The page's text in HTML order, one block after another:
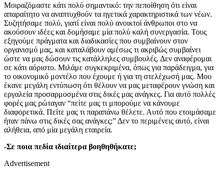
Μοιραζόμαστε κάτι πολύ σημαντικό: την πεποίθηση ότι είναι
απαραίτητο να αναπτυχθούν τα ηγετικά χαρακτηριστικά των νέων.
Συζητήσαμε πολύ, γιατί είναι πολύ ανοικτοί άνθρωποι στο να
ακούσουν ιδέες και δομήσαμε μία πολύ καλή συνεργασία. Τους
εξηγούμε πράγματα και διαδικασίες που συμβαίνουν στον
οργανισμό μας, και καταλάβουν αμέσως τι ακριβώς συμβαίνει
ώστε να μας δώσουν τις κατάλληλες συμβουλές. Δεν αναφέρομαι
σε κάτι αόριστο. Μιλάμε συγκεκριμένα, όπως για παράδειγμα, για
το οικονομικό μοντέλο που έχουμε ή για τη στελέχωσή μας. Μου
έκανε μεγάλη εντύπωση ότι θέλουν να μας μεταφέρουν γνώση και
εργαλεία προσαρμοσμένα στις δικές μας ανάγκες. Για αυτό πολλές
φορές μας ρώταγαν “πείτε μας τι μπορούμε να κάνουμε
διαφορετικά. Πείτε μας τι παραπάνω θέλετε. Αυτό που ετοιμάσαμε
ήταν πάνω στις δικές σας ανάγκες;” Δεν το περιμένεις αυτό, είναι
αλήθεια, από μία μεγάλη εταιρεία.
-Σε ποια πεδία ιδιαίτερα βοηθηθήκατε;
Advertisement